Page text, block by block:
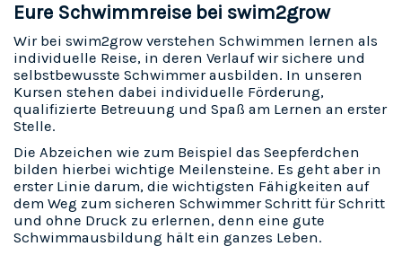
Eure Schwimmreise bei swim2grow
Wir bei swim2grow verstehen Schwimmen lernen als
individuelle Reise, in deren Verlauf wir sichere und
selbstbewusste Schwimmer ausbilden. In unseren
Kursen stehen dabei individuelle Förderung,
qualifizierte Betreuung und Spaß am Lernen an erster
Stelle.
Die Abzeichen wie zum Beispiel das Seepferdchen
bilden hierbei wichtige Meilensteine. Es geht aber in
erster Linie darum, die wichtigsten Fähigkeiten auf
dem Weg zum sicheren Schwimmer Schritt für Schritt
und ohne Druck zu erlernen, denn eine gute
Schwimmausbildung hält ein ganzes Leben.